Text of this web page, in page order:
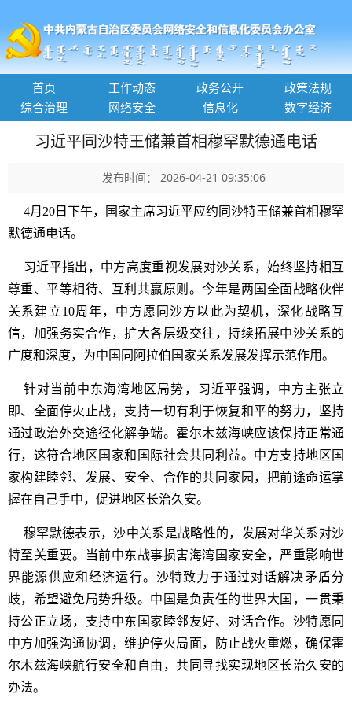
首页 工作动态 政务公开
政策法规
综合治理
网络安全 信息化 数字经济
习近平同沙特王储兼首相穆罕默德通电话
发布时间： 2026-04-21 09:35:06
4月20日下午，国家主席习近平应约同沙特王储兼首相穆罕
默德通电话。
习近平指出，中方高度重视发展对沙关系，始终坚持相互
尊重、平等相待、互利共赢原则。今年是两国全面战略伙伴
关系建立10周年，中方愿同沙方以此为契机，深化战略互
信，加强务实合作，扩大各层级交往，持续拓展中沙关系的
广度和深度，为中国同阿拉伯国家关系发展发挥示范作用。
针对当前中东海湾地区局势，习近平强调，中方主张立
即、全面停火止战，支持一切有利于恢复和平的努力，坚持
通过政治外交途径化解争端。霍尔木兹海峡应该保持正常通
行，这符合地区国家和国际社会共同利益。中方支持地区国
家构建睦邻、发展、安全、合作的共同家园，把前途命运掌
握在自己手中，促进地区长治久安。
穆罕默德表示，沙中关系是战略性的，发展对华关系对沙
特至关重要。当前中东战事损害海湾国家安全，严重影响世
界能源供应和经济运行。沙特致力于通过对话解决矛盾分
歧，希望避免局势升级。中国是负责任的世界大国，一贯秉
持公正立场，支持中东国家睦邻友好、对话合作。沙特愿同
中方加强沟通协调，维护停火局面，防止战火重燃，确保霍
尔木兹海峡航行安全和自由，共同寻找实现地区长治久安的
办法。